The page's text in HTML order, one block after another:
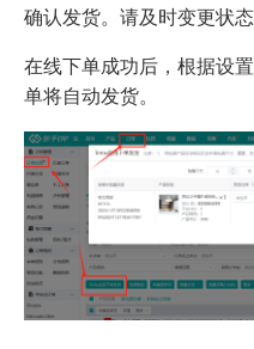
确认发货。请及时变更状
在线下单成功后，根据设
单将自动发货。